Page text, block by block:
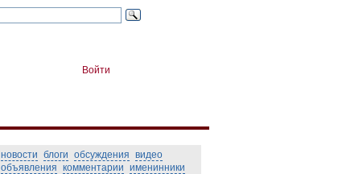
Войти
новости блоги обсуждения видео
объявления комментарии именинники